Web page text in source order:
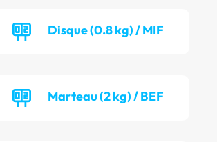
Disque (0.8 kg) / MIF
Marteau (2 kg) / BEF